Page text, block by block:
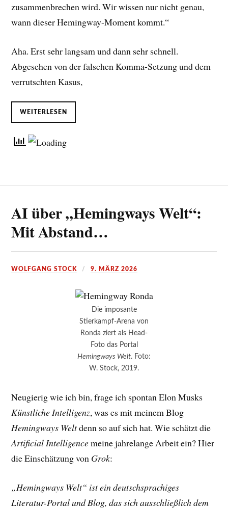
zusammenbrechen wird. Wir wissen nur nicht genau,
wann dieser Hemingway-Moment kommt.“
Aha. Erst sehr langsam und dann sehr schnell.
Abgesehen von der falschen Komma-Setzung und dem
verrutschten Kasus,
WEITERLESEN
AI über „Hemingways Welt“:
Mit Abstand…
WOLFGANG STOCK 9. MÄRZ 2026
Die imposante
Stierkampf-Arena von
Ronda ziert als Head-
Foto das Portal
Hemingways Welt. Foto:
W. Stock, 2019.
Neugierig wie ich bin, frage ich spontan Elon Musks
Künstliche Intelligenz, was es mit meinem Blog
Hemingways Weltdenn so auf sich hat. Wie schätzt die
Artificial Intelligencemeine jahrelange Arbeit ein? Hier
die Einschätzung von Grok:
„Hemingways Welt“ ist ein deutschsprachiges
Literatur-Portal und Blog, das sich ausschließlich dem